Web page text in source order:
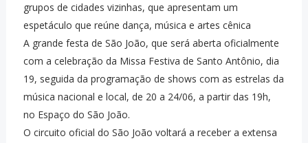
grupos de cidades vizinhas, que apresentam um
espetáculo que reúne dança, música e artes cênica
A grande festa de São João, que será aberta oficialmente
com a celebração da Missa Festiva de Santo Antônio, dia
19, seguida da programação de shows com as estrelas da
música nacional e local, de 20 a 24/06, a partir das 19h,
no Espaço do São João.
O circuito oficial do São João voltará a receber a extensa